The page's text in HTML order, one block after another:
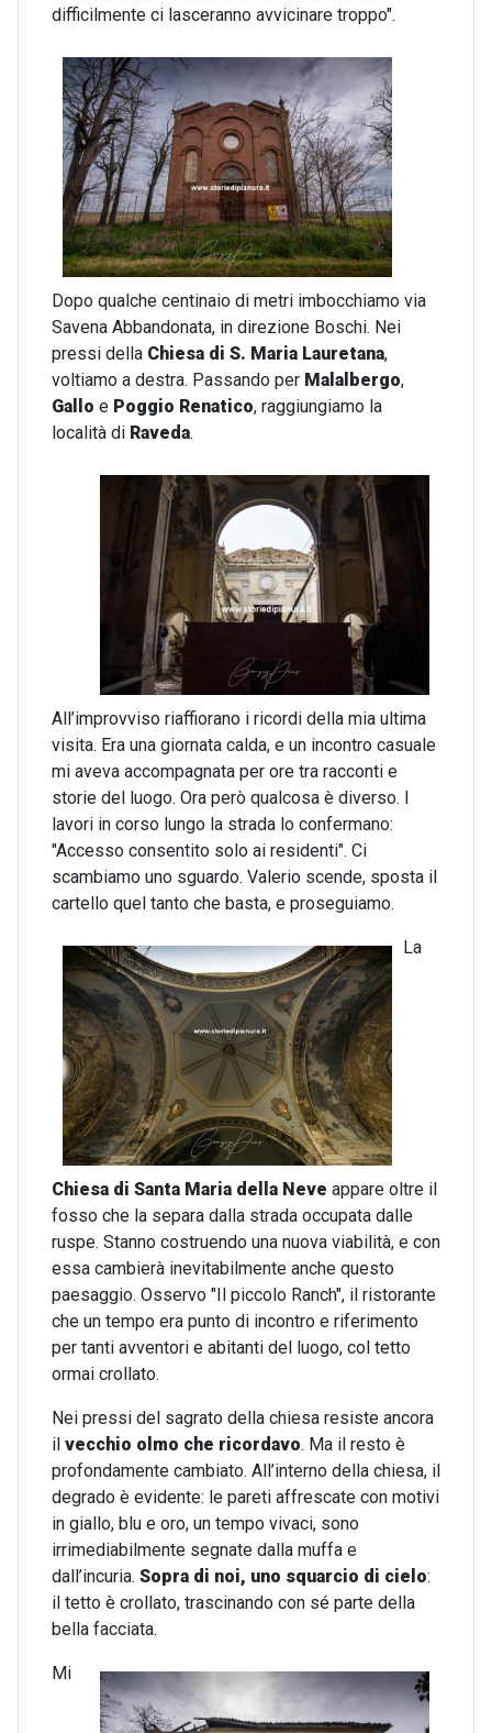
difficilmente ci lasceranno avvicinare troppo".
Dopo qualche centinaio di metri imbocchiamo via
Savena Abbandonata, in direzione Boschi. Nei
pressi della Chiesa di S. Maria Lauretana,
voltiamo a destra. Passando per Malalbergo,
Gallo e Poggio Renatico, raggiungiamo la
località di Raveda.
All’improvviso riaffiorano i ricordi della mia ultima
visita. Era una giornata calda, e un incontro casuale
mi aveva accompagnata per ore tra racconti e
storie del luogo. Ora però qualcosa è diverso. I
lavori in corso lungo la strada lo confermano:
"Accesso consentito solo ai residenti". Ci
scambiamo uno sguardo. Valerio scende, sposta il
cartello quel tanto che basta, e proseguiamo.
La
Chiesa di Santa Maria della Neve appare oltre il
fosso che la separa dalla strada occupata dalle
ruspe. Stanno costruendo una nuova viabilità, e con
essa cambierà inevitabilmente anche questo
paesaggio. Osservo "Il piccolo Ranch", il ristorante
che un tempo era punto di incontro e riferimento
per tanti avventori e abitanti del luogo, col tetto
ormai crollato.
Nei pressi del sagrato della chiesa resiste ancora
il vecchio olmo che ricordavo. Ma il resto è
profondamente cambiato. All’interno della chiesa, il
degrado è evidente: le pareti affrescate con motivi
in giallo, blu e oro, un tempo vivaci, sono
irrimediabilmente segnate dalla muffa e
dall’incuria. Sopra di noi, uno squarcio di cielo:
il tetto è crollato, trascinando con sé parte della
bella facciata.
Mi